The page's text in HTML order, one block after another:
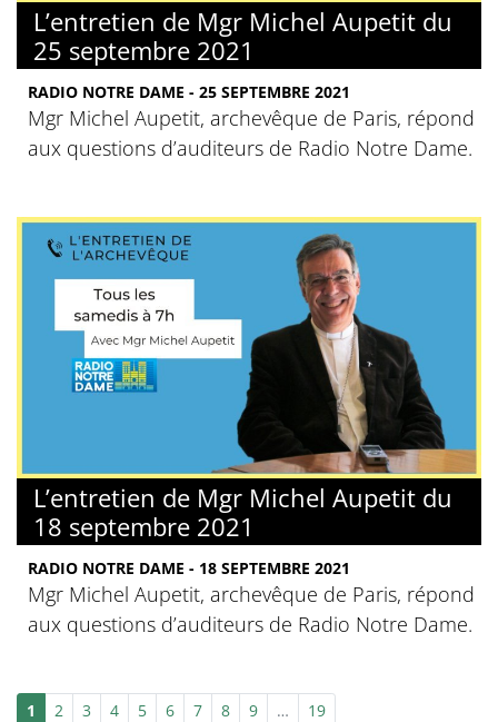
L’entretien de Mgr Michel Aupetit du
25 septembre 2021
RADIO NOTRE DAME - 25 SEPTEMBRE 2021
Mgr Michel Aupetit, archevêque de Paris, répond
aux questions d’auditeurs de Radio Notre Dame.
L’entretien de Mgr Michel Aupetit du
18 septembre 2021
RADIO NOTRE DAME - 18 SEPTEMBRE 2021
Mgr Michel Aupetit, archevêque de Paris, répond
aux questions d’auditeurs de Radio Notre Dame.
1 2 3 4 5 6 7 8 9 … 19